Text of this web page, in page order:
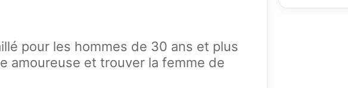
pour les hommes de 30 ans et plus
amoureuse et trouver la femme de